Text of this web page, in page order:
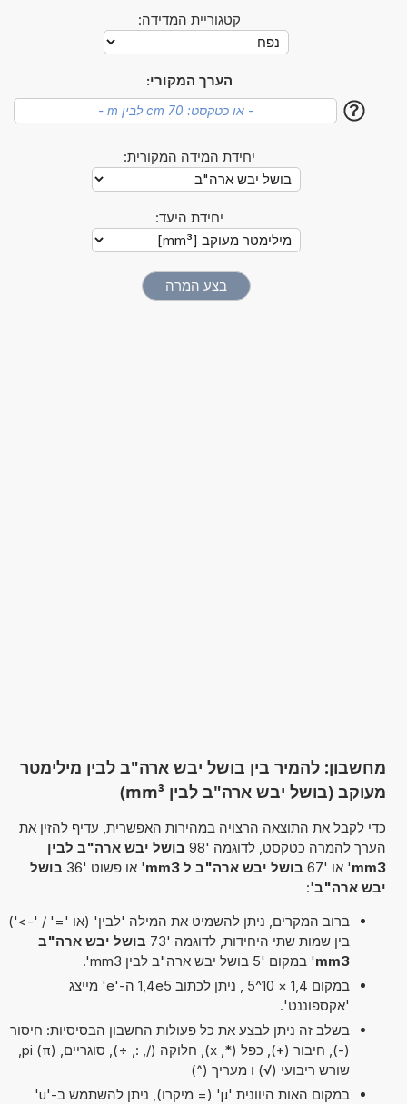
קטגוריית המדידה:
הערך המקורי:
?
יחידת המידה המקורית:
יחידת היעד:
מחשבון: להמיר בין בושל יבש ארה"ב לבין מילימטר
מעוקב (בושל יבש ארה"ב לבין mm³)
כדי לקבל את התוצאה הרצויה במהירות האפשרית, עדיף להזין את
הערך להמרה כטקסט, לדוגמה '98
בושל יבש ארה"ב לבין
mm3' או '67 בושל יבש ארה"ב ל mm3 ' או פשוט '36
בושל
יבש ארה"ב':
ברוב המקרים, ניתן להשמיט את המילה 'לבין' (או '=' / '->')
בין שמות שתי היחידות, לדוגמה '73
בושל יבש ארה"ב
mm3' במקום '5 בושל יבש ארה"ב לבין mm3'.
במקום 1,4 × 10^5 , ניתן לכתוב 1,4e5 ה-'e' מייצג
'אקספוננט'.
בשלב זה ניתן לבצע את כל פעולות החשבון הבסיסיות: חיסור
שורש ריבועי (√) ו מעריך (^)
במקום האות היוונית 'µ' (= מיקרו), ניתן להשתמש ב-'u'